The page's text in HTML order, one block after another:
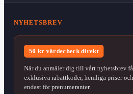
NYHETSBREV
50 kr värdecheck direkt
När du anmäler dig till vårt nyhetsbrev
exklusiva rabattkoder, hemliga priser
endast för prenumeranter.